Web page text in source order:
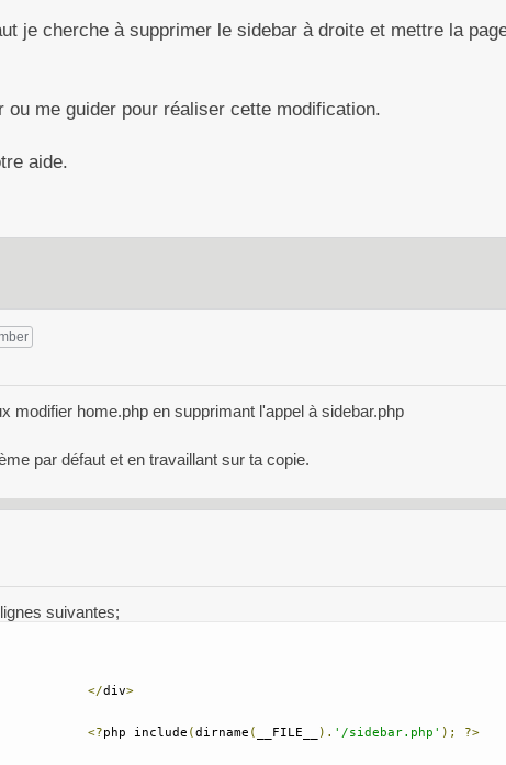
je cherche à supprimer le sidebar à droite et mettre la
ou me guider pour réaliser cette modification.
aide.
modifier home.php en supprimant l'appel à sidebar.php
par défaut et en travaillant sur ta copie.
suivantes;
</div>
<?php include (dirname ( __FILE__ ). '/sidebar.php' ); ?>